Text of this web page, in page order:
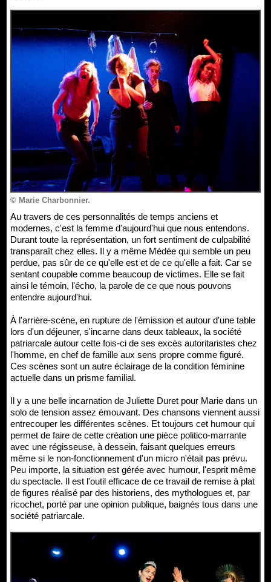
© Marie Charbonnier.
Au travers de ces personnalités de temps anciens et
modernes, c'est la femme d'aujourd'hui que nous entendons.
Durant toute la représentation, un fort sentiment de culpabilité
transparaît chez elles. Il y a même Médée qui semble un peu
perdue, pas sûr de ce qu'elle est et de ce qu'elle a fait. Car se
sentant coupable comme beaucoup de victimes. Elle se fait
ainsi le témoin, l'écho, la parole de ce que nous pouvons
entendre aujourd'hui.
À l'arrière-scène, en rupture de l'émission et autour d'une table
lors d'un déjeuner, s'incarne dans deux tableaux, la société
patriarcale autour cette fois-ci de ses excès autoritaristes chez
l'homme, en chef de famille aux sens propre comme figuré.
Ces scènes sont un autre éclairage de la condition féminine
actuelle dans un prisme familial.
Il y a une belle incarnation de Juliette Duret pour Marie dans un
solo de tension assez émouvant. Des chansons viennent aussi
entrecouper les différentes scènes. Et toujours cet humour qui
permet de faire de cette création une pièce politico-marrante
avec une régisseuse, à dessein, faisant quelques erreurs
même si le non-fonctionnement d'un micro n'était pas prévu.
Peu importe, la situation est gérée avec humour, l'esprit même
du spectacle. Il est l'outil efficace de ce travail de remise à plat
de figures réalisé par des historiens, des mythologues et, par
ricochet, porté par une opinion publique, baignés tous dans une
société patriarcale.